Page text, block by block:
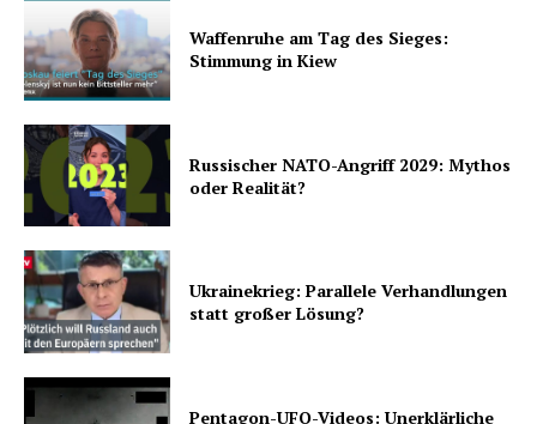
Waffenruhe am Tag des Sieges:
Stimmung in Kiew
Russischer NATO-Angriff 2029: Mythos
oder Realität?
Ukrainekrieg: Parallele Verhandlungen
statt großer Lösung?
Pentagon-UFO-Videos: Unerklärliche